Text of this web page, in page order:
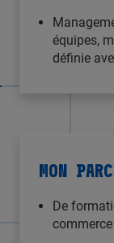
équipes,
définie
MON
De